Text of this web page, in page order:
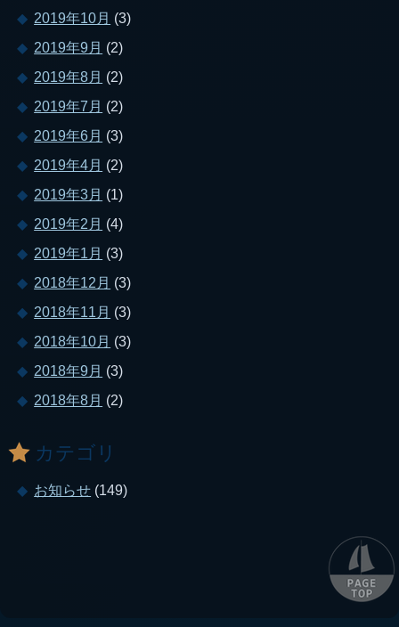
2019年10月 (3)
2019年9月 (2)
2019年8月 (2)
2019年7月 (2)
2019年6月 (3)
2019年4月 (2)
2019年3月 (1)
2019年2月 (4)
2019年1月 (3)
2018年12月 (3)
2018年11月 (3)
2018年10月 (3)
2018年9月 (3)
2018年8月 (2)
カテゴリ
お知らせ (149)